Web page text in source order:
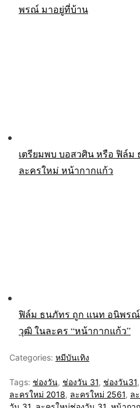
พรณ์ มาอยู่ที่บ้าน
เตรียมพบ บอสวศิน หรือ ฟิล์ม
ละครใหม่ หน้ากากแก้ว
ฟิล์ม ธนภัทร ถูก แนท อนิพรณ์
วุฒิ ในละคร “หน้ากากแก้ว”
Categories: หมีบันเทิง
Tags: ช่องวัน, ช่องวัน 31, ช่องวัน31,
ละครใหม่ 2018, ละครใหม่ 2561, ล